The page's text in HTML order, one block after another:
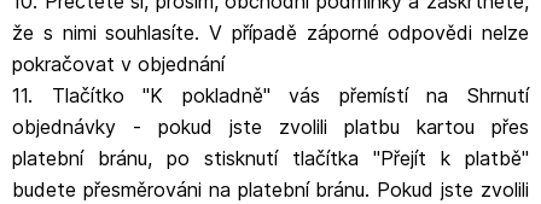
že s nimi souhlasíte. V případě záporné odpovědi nelze
pokračovat v objednání
11. Tlačítko "K pokladně" vás přemístí na Shrnutí
objednávky - pokud jste zvolili platbu kartou přes
platební bránu, po stisknutí tlačítka "Přejít k platbě"
budete přesměrováni na platební bránu. Pokud jste zvolili